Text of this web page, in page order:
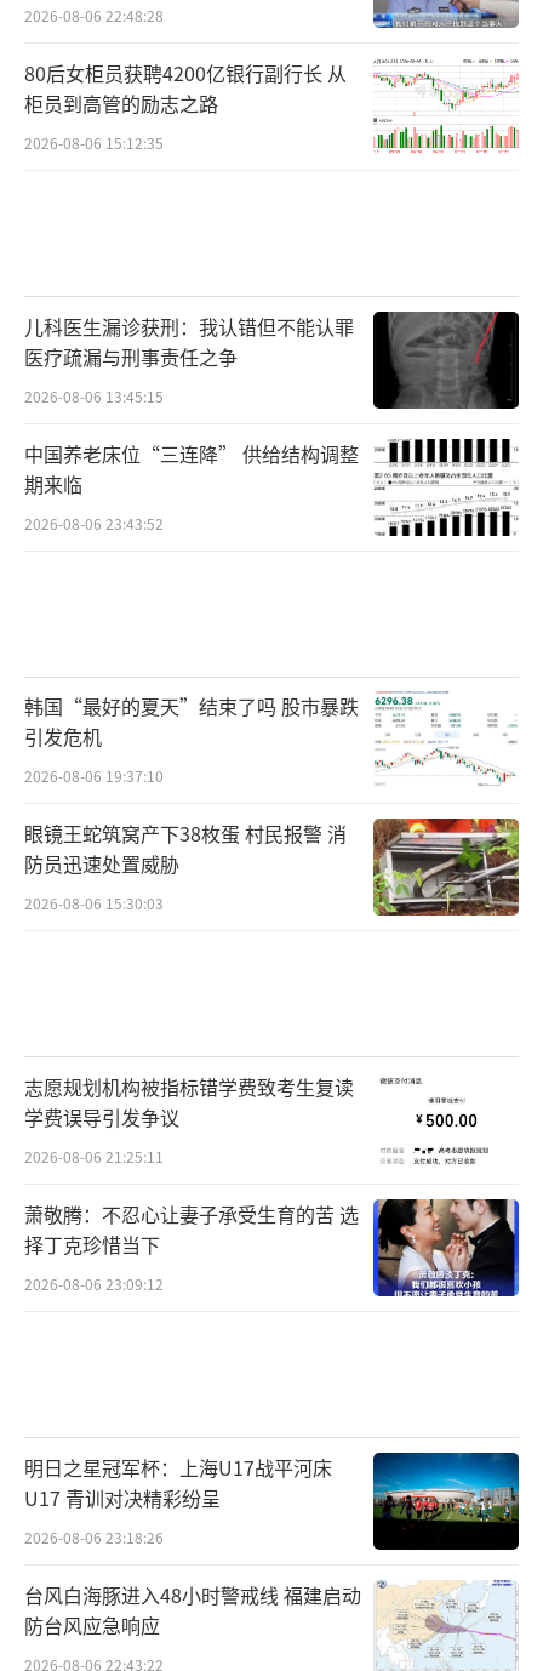
2026-08-06 22:48:28
80后女柜员获聘4200亿银行副行长 从
柜员到高管的励志之路
2026-08-06 15:12:35
儿科医生漏诊获刑：我认错但不能认罪
医疗疏漏与刑事责任之争
2026-08-06 13:45:15
中国养老床位“三连降” 供给结构调整
期来临
2026-08-06 23:43:52
韩国“最好的夏天”结束了吗 股市暴跌
引发危机
2026-08-06 19:37:10
眼镜王蛇筑窝产下38枚蛋 村民报警 消
防员迅速处置威胁
2026-08-06 15:30:03
志愿规划机构被指标错学费致考生复读
学费误导引发争议
2026-08-06 21:25:11
萧敬腾：不忍心让妻子承受生育的苦 选
择丁克珍惜当下
2026-08-06 23:09:12
明日之星冠军杯：上海U17战平河床
U17 青训对决精彩纷呈
2026-08-06 23:18:26
台风白海豚进入48小时警戒线 福建启动
防台风应急响应
2026-08-06 22:43:22